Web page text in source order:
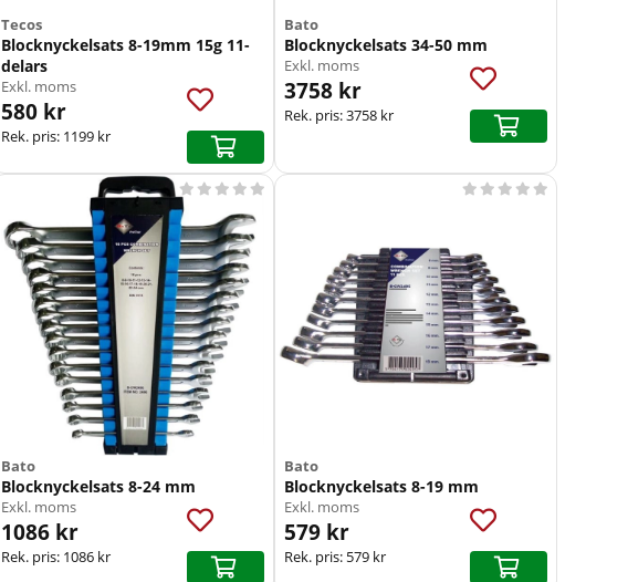
Tecos
Blocknyckelsats 8-19mm 15g 11-
delars
Exkl. moms
580 kr
Rek. pris: 1199 kr
Bato
Blocknyckelsats 34-50 mm
Exkl. moms
3758 kr
Rek. pris:3758 kr
Bato
Blocknyckelsats 8-24 mm
    
Exkl. moms
1086 kr
Rek. pris: 1086 kr
Bato
Blocknyckelsats 8-19 mm
    
Exkl. moms
579 kr
Rek. pris: 579 kr